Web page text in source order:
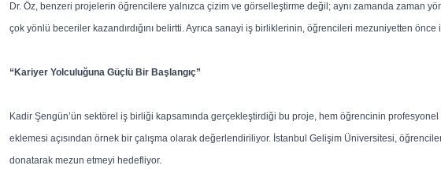
Dr. Öz, benzeri projelerin öğrencilere yalnızca çizim ve görselleştirme değil; aynı zamanda zaman
çok yönlü beceriler kazandırdığını belirtti. Ayrıca sanayi iş birliklerinin, öğrencileri mezuniyetten önce
“Kariyer Yolculuğuna Güçlü Bir Başlangıç”
Kadir Şengün’ün sektörel iş birliği kapsamında gerçekleştirdiği bu proje, hem öğrencinin
eklemesi açısından örnek bir çalışma olarak değerlendiriliyor. İstanbul Gelişim Üniversitesi,
donatarak mezun etmeyi hedefliyor.